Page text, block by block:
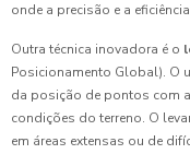
onde a precisão e a
Outra técnica inovadora é o
Posicionamento Global). O
da posição de pontos com
condições do terreno. O
em áreas extensas ou de